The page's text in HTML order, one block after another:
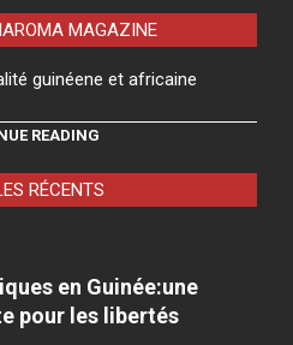
MAGAZINE
guinéene et africaine
READING
RÉCENTS
en Guinée:une
pour les libertés